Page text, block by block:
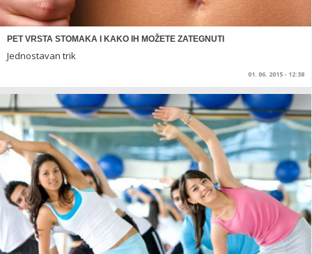
PET VRSTA STOMAKA I KAKO IH MOŽETE ZATEGNUTI
Jednostavan trik
01. 06. 2015 - 12:38